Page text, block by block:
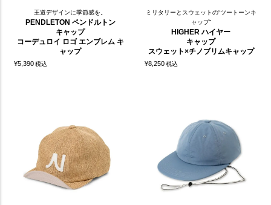
王道デザインに季節感を。
PENDLETON ペンドルトン
キャップ
コーデュロイ ロゴ エンブレム キ
ャップ
¥5,390税込
ミリタリーとスウェットの“ツートーンキ
ャップ”
HIGHER ハイヤー
キャップ
スウェット×チノブリムキャップ
¥8,250税込